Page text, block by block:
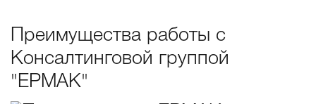
Преимущества работы с
Консалтинговой группой
"ЕРМАК"